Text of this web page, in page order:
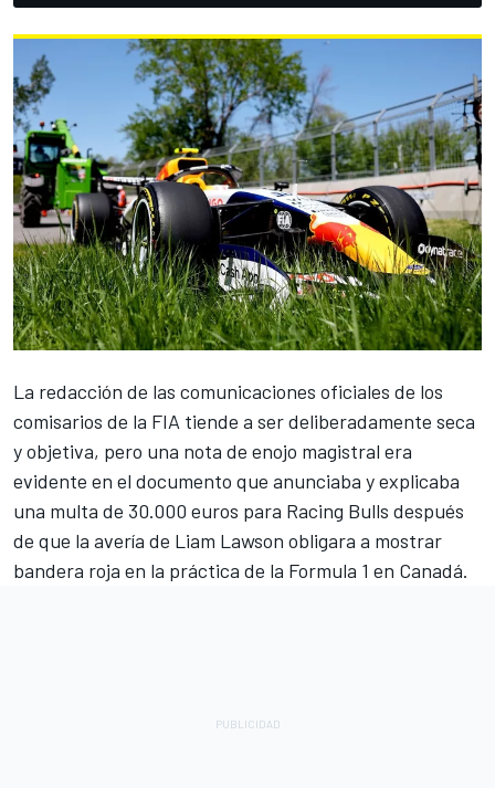
La redacción de las comunicaciones oficiales de los
comisarios de la FIA tiende a ser deliberadamente seca
y objetiva, pero una nota de enojo magistral era
evidente en el documento que anunciaba y explicaba
una multa de 30.000 euros para Racing Bulls después
de que la avería de Liam Lawson obligara a mostrar
bandera roja en la práctica de la Formula 1 en Canadá.